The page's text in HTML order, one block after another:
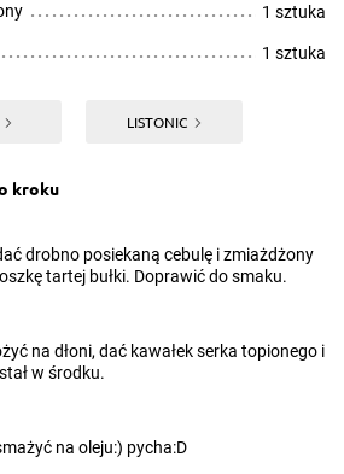
1 sztuka
1 sztuka
LISTONIC
kroku
drobno posiekaną cebulę i zmiażdżony
tartej bułki. Doprawić do smaku.
na dłoni, dać kawałek serka topionego i
w środku.
na oleju:) pycha:D